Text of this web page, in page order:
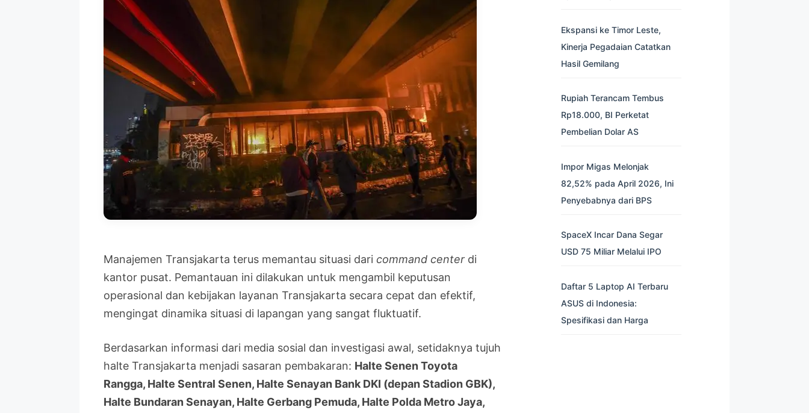
Manajemen Transjakarta terus memantau situasi dari command center di
kantor pusat. Pemantauan ini dilakukan untuk mengambil keputusan
operasional dan kebijakan layanan Transjakarta secara cepat dan efektif,
mengingat dinamika situasi di lapangan yang sangat fluktuatif.
Berdasarkan informasi dari media sosial dan investigasi awal, setidaknya tujuh
halte Transjakarta menjadi sasaran pembakaran: Halte Senen Toyota
Rangga, Halte Sentral Senen, Halte Senayan Bank DKI (depan Stadion GBK),
Halte Bundaran Senayan, Halte Gerbang Pemuda, Halte Polda Metro Jaya,
Ekspansi ke Timor Leste,
Kinerja Pegadaian Catatkan
Hasil Gemilang
Rupiah Terancam Tembus
Rp18.000, BI Perketat
Pembelian Dolar AS
Impor Migas Melonjak
82,52% pada April 2026, Ini
Penyebabnya dari BPS
SpaceX Incar Dana Segar
USD 75 Miliar Melalui IPO
Daftar 5 Laptop AI Terbaru
ASUS di Indonesia:
Spesifikasi dan Harga